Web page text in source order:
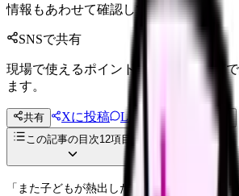
情報もあわせて確認してください。
SNSで共有
現場で使えるポイントを、同僚やあと
ます。
共有 Xに投稿 LINE
投稿文コピー
この記事の目次12項目
「また子どもが熱出した…」「今月 3 回目